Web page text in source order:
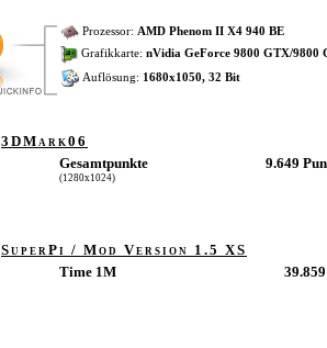
Prozessor: AMD Phenom II X4 940 BE
Grafikkarte: nVidia GeForce 9800 GTX/9800
Auflösung: 1680x1050, 32 Bit
3DMark06
Gesamtpunkte
(1280x1024)
9.649
SuperPi / Mod Version 1.5 XS
Time 1M
39.859